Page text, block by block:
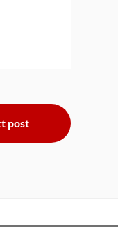
post